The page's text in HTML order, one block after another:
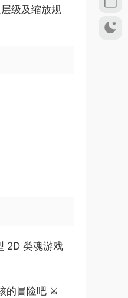
级及缩放规
2D 类魂游戏
的冒险吧 ⚔️